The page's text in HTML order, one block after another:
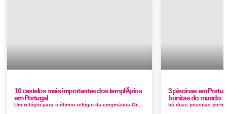
10 castelos mais importantes dos templÃ¡rios
em Portugal
3 piscinas em
bonitas do mundo